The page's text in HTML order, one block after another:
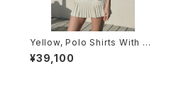
Yellow, Polo Shirts With Pu
ff Sleeve / Short (Light Ve
r.)
¥39,100